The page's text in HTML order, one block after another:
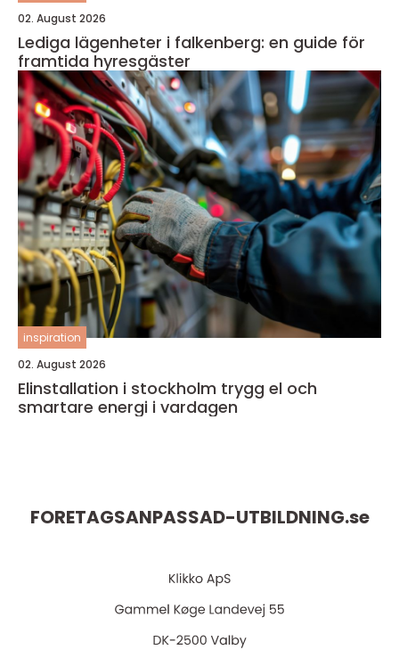
02. August 2026
Lediga lägenheter i falkenberg: en guide för
framtida hyresgäster
inspiration
02. August 2026
Elinstallation i stockholm trygg el och
smartare energi i vardagen
FORETAGSANPASSAD-UTBILDNING.se